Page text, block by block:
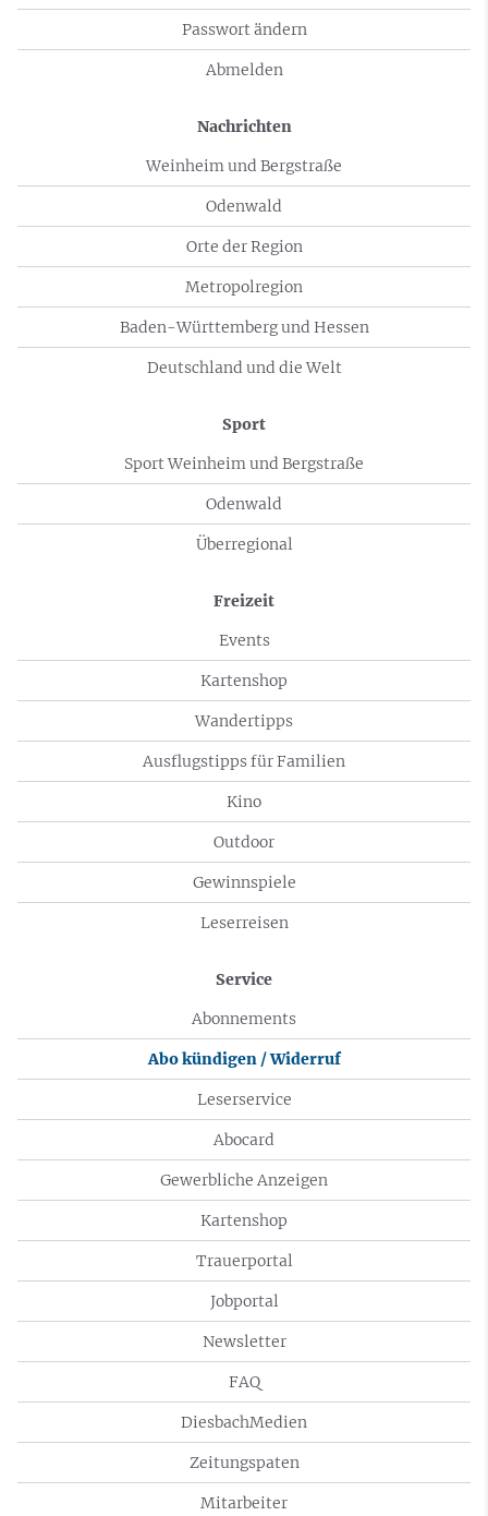
Passwort ändern
Abmelden
Nachrichten
Weinheim und Bergstraße
Odenwald
Orte der Region
Metropolregion
Baden-Württemberg und Hessen
Deutschland und die Welt
Sport
Sport Weinheim und Bergstraße
Odenwald
Überregional
Freizeit
Events
Kartenshop
Wandertipps
Ausflugstipps für Familien
Kino
Outdoor
Gewinnspiele
Leserreisen
Service
Abonnements
Abo kündigen / Widerruf
Leserservice
Abocard
Gewerbliche Anzeigen
Kartenshop
Trauerportal
Jobportal
Newsletter
FAQ
DiesbachMedien
Zeitungspaten
Mitarbeiter